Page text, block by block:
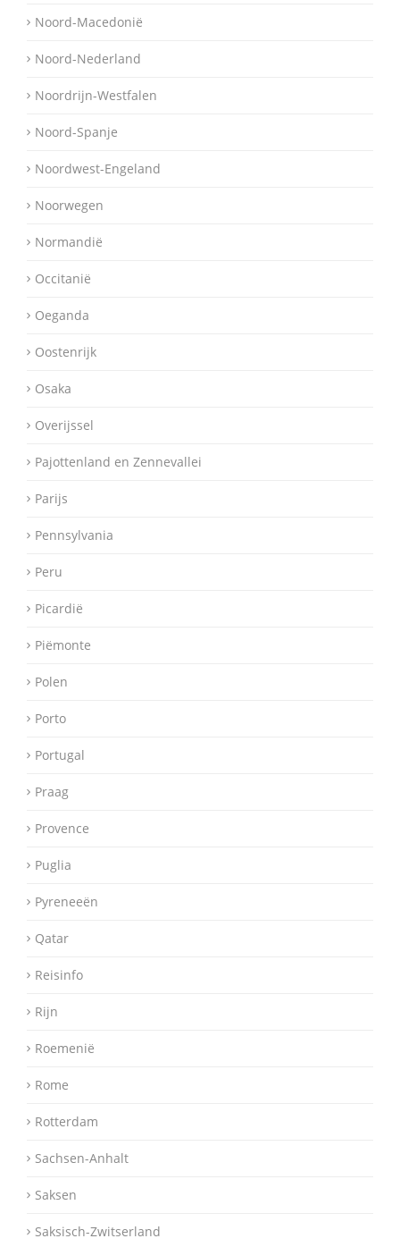
Noord-Macedonië
Noord-Nederland
Noordrijn-Westfalen
Noord-Spanje
Noordwest-Engeland
Noorwegen
Normandië
Occitanië
Oeganda
Oostenrijk
Osaka
Overijssel
Pajottenland en Zennevallei
Parijs
Pennsylvania
Peru
Picardië
Piëmonte
Polen
Porto
Portugal
Praag
Provence
Puglia
Pyreneeën
Qatar
Reisinfo
Rijn
Roemenië
Rome
Rotterdam
Sachsen-Anhalt
Saksen
Saksisch-Zwitserland